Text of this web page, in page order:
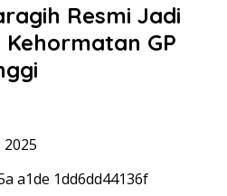
Resmi Jadi
GP